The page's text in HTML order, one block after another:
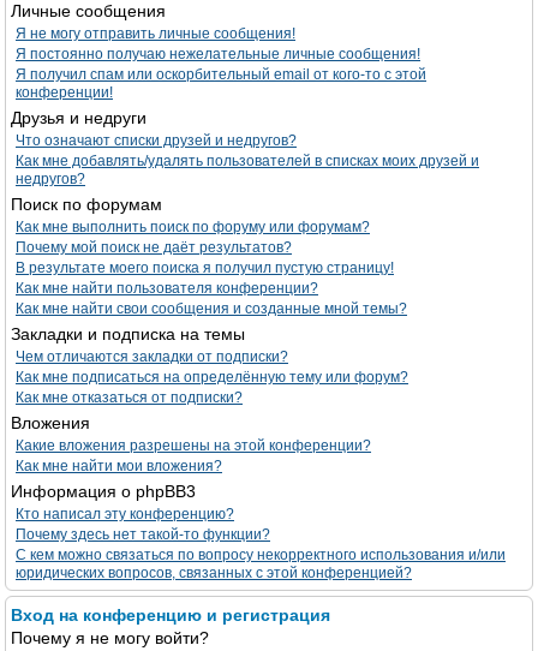
Личные сообщения
Я не могу отправить личные сообщения!
Я постоянно получаю нежелательные личные сообщения!
Я получил спам или оскорбительный email от кого-то с этой
конференции!
Друзья и недруги
Что означают списки друзей и недругов?
Как мне добавлять/удалять пользователей в списках моих друзей и
недругов?
Поиск по форумам
Как мне выполнить поиск по форуму или форумам?
Почему мой поиск не даёт результатов?
В результате моего поиска я получил пустую страницу!
Как мне найти пользователя конференции?
Как мне найти свои сообщения и созданные мной темы?
Закладки и подписка на темы
Чем отличаются закладки от подписки?
Как мне подписаться на определённую тему или форум?
Как мне отказаться от подписки?
Вложения
Какие вложения разрешены на этой конференции?
Как мне найти мои вложения?
Информация о phpBB3
Кто написал эту конференцию?
Почему здесь нет такой-то функции?
С кем можно связаться по вопросу некорректного использования и/или
юридических вопросов, связанных с этой конференцией?
Вход на конференцию и регистрация
Почему я не могу войти?